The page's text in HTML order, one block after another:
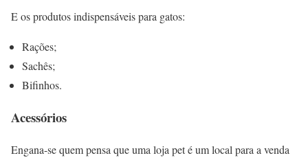
E os produtos indispensáveis para gatos:
Rações;
Sachês;
Bifinhos.
Acessórios
Engana-se quem pensa que uma loja pet é um local para a venda